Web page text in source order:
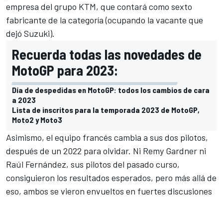
empresa del grupo KTM, que contará como sexto
fabricante de la categoría (ocupando la vacante que
dejó Suzuki).
Recuerda todas las novedades de
MotoGP para 2023:
Día de despedidas en MotoGP: todos los cambios de cara
a 2023
Lista de inscritos para la temporada 2023 de MotoGP,
Moto2 y Moto3
Asimismo, el equipo francés cambia a sus dos pilotos,
después de un 2022 para olvidar. Ni Remy Gardner ni
Raúl Fernández, sus pilotos del pasado curso,
consiguieron los resultados esperados, pero más allá de
eso, ambos se vieron envueltos en fuertes discusiones